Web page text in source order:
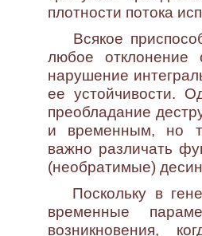
плотности потока
Всякое
любое отклонение
нарушение
ее устойчивости.
преобладание
и временным, но
важно различать
(необратимые)
Поскольку в
временные
возникновения,